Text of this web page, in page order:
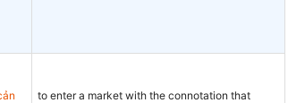
to enter a market with the connotation that